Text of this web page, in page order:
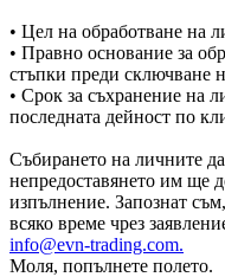
• Цел на обработване на
• Правно основание за
стъпки преди сключване
• Срок за съхранение на
последната дейност по
Събирането на личните
непредоставянето им ще
изпълнение. Запознат
всяко време чрез
info@evn-trading.com.
Моля, попълнете полето.